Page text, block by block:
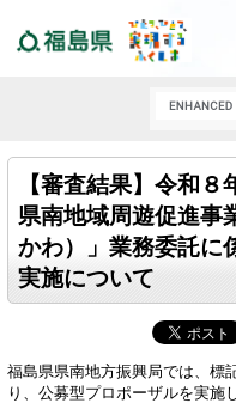
【審査結果】令和
県南地域周遊促進事
かわ）」業務委託に
実施について
福島県県南地方振興局では、標
り、公募型プロポーザルを実施